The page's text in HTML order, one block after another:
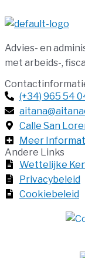
Advies- en
met arbeids-,
(+34) 965 54
Calle San
Meer
Andere Links
Wettelijke
Privacybeleid
Cookiebeleid